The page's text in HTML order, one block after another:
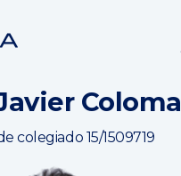
Coloma
colegiado 15/1509719